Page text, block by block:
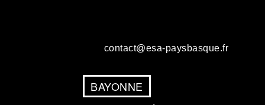
contact@esa-paysbasque.fr
BAYONNE